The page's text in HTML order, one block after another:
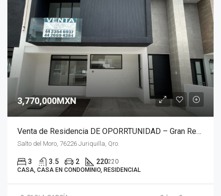
3,770,000MXN
Venta de Residencia DE OPORRTUNIDAD – Gran Reserva Preserve Juriquilla, Querétaro
Salto del Moro, 76226 Juriquilla, Qro.
3 3.5 2 220220
CASA, CASA EN CONDOMINIO, RESIDENCIAL